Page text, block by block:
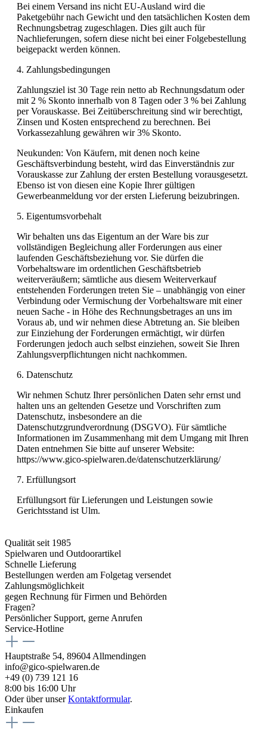
Bei einem Versand ins nicht EU-Ausland wird die
Paketgebühr nach Gewicht und den tatsächlichen Kosten dem
Rechnungsbetrag zugeschlagen. Dies gilt auch für
Nachlieferungen, sofern diese nicht bei einer Folgebestellung
beigepackt werden können.
4. Zahlungsbedingungen
Zahlungsziel ist 30 Tage rein netto ab Rechnungsdatum oder
mit 2 % Skonto innerhalb von 8 Tagen oder 3 % bei Zahlung
per Vorauskasse. Bei Zeitüberschreitung sind wir berechtigt,
Zinsen und Kosten entsprechend zu berechnen. Bei
Vorkassezahlung gewähren wir 3% Skonto.
Neukunden: Von Käufern, mit denen noch keine
Geschäftsverbindung besteht, wird das Einverständnis zur
Vorauskasse zur Zahlung der ersten Bestellung vorausgesetzt.
Ebenso ist von diesen eine Kopie Ihrer gültigen
Gewerbeanmeldung vor der ersten Lieferung beizubringen.
5. Eigentumsvorbehalt
Wir behalten uns das Eigentum an der Ware bis zur
vollständigen Begleichung aller Forderungen aus einer
laufenden Geschäftsbeziehung vor. Sie dürfen die
Vorbehaltsware im ordentlichen Geschäftsbetrieb
weiterveräußern; sämtliche aus diesem Weiterverkauf
entstehenden Forderungen treten Sie – unabhängig von einer
Verbindung oder Vermischung der Vorbehaltsware mit einer
neuen Sache - in Höhe des Rechnungsbetrages an uns im
Voraus ab, und wir nehmen diese Abtretung an. Sie bleiben
zur Einziehung der Forderungen ermächtigt, wir dürfen
Forderungen jedoch auch selbst einziehen, soweit Sie Ihren
Zahlungsverpflichtungen nicht nachkommen.
6. Datenschutz
Wir nehmen Schutz Ihrer persönlichen Daten sehr ernst und
halten uns an geltenden Gesetze und Vorschriften zum
Datenschutz, insbesondere an die
Datenschutzgrundverordnung (DSGVO). Für sämtliche
Informationen im Zusammenhang mit dem Umgang mit Ihren
Daten entnehmen Sie bitte auf unserer Website:
https://www.gico-spielwaren.de/datenschutzerklärung/
7. Erfüllungsort
Erfüllungsort für Lieferungen und Leistungen sowie
Gerichtsstand ist Ulm.
Qualität seit 1985
Spielwaren und Outdoorartikel
Schnelle Lieferung
Bestellungen werden am Folgetag versendet
Zahlungsmöglichkeit
gegen Rechnung für Firmen und Behörden
Fragen?
Persönlicher Support, gerne Anrufen
Service-Hotline
Hauptstraße 54, 89604 Allmendingen
info@gico-spielwaren.de
+49 (0) 739 121 16
8:00 bis 16:00 Uhr
Oder über unserKontaktformular.
Einkaufen